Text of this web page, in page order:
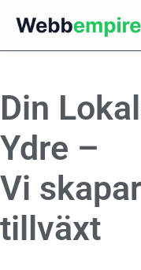
Din
Ydre –
Vi
tillväxt